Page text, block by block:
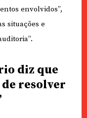
envolvidos”,
situações e
diz que
resolver